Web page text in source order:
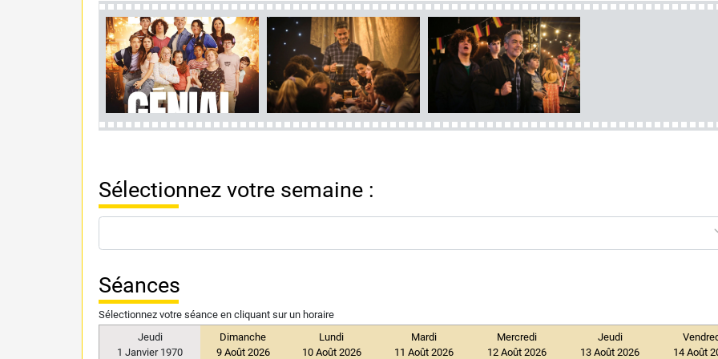
Sélectionnez votre semaine :
Séances
Sélectionnez votre séance en cliquant sur un horaire
Jeudi
1 Janvier 1970
Dimanche
9 Août 2026
Lundi
10 Août 2026
Mardi
11 Août 2026
Mercredi
12 Août 2026
Jeudi
13 Août 2026
14 Août